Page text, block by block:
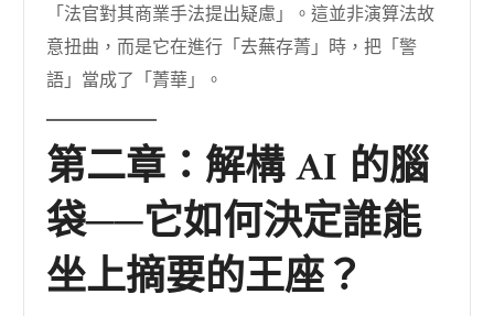
「法官對其商業手法提出疑慮」。這並非演算法故
意扭曲，而是它在進行「去蕪存菁」時，把「警
語」當成了「菁華」。
第二章：解構 AI 的腦
袋──它如何決定誰能
坐上摘要的王座？